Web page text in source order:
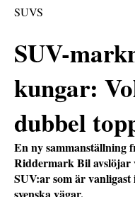
SUVS
SUV-
kungar:
dubbel
En ny sammanställning
Riddermark Bil avslöjar
SUV:ar som är